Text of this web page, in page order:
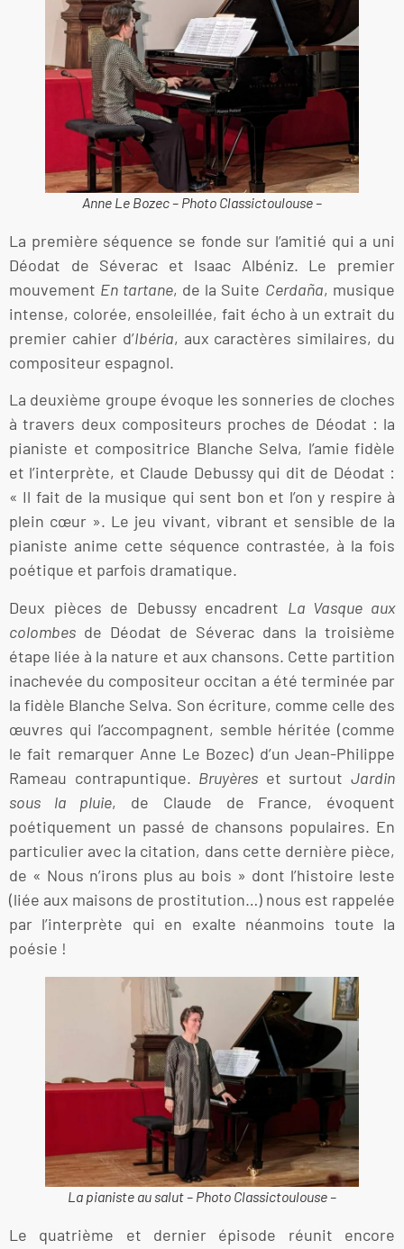
Anne Le Bozec – Photo Classictoulouse –
La première séquence se fonde sur l’amitié qui a uni
Déodat de Séverac et Isaac Albéniz. Le premier
mouvement En tartane, de la Suite Cerdaña, musique
intense, colorée, ensoleillée, fait écho à un extrait du
premier cahier d’Ibéria, aux caractères similaires, du
compositeur espagnol.
La deuxième groupe évoque les sonneries de cloches
à travers deux compositeurs proches de Déodat : la
pianiste et compositrice Blanche Selva, l’amie fidèle
et l’interprète, et Claude Debussy qui dit de Déodat :
« Il fait de la musique qui sent bon et l’on y respire à
plein cœur ». Le jeu vivant, vibrant et sensible de la
pianiste anime cette séquence contrastée, à la fois
poétique et parfois dramatique.
Deux pièces de Debussy encadrent La Vasque aux
colombes de Déodat de Séverac dans la troisième
étape liée à la nature et aux chansons. Cette partition
inachevée du compositeur occitan a été terminée par
la fidèle Blanche Selva. Son écriture, comme celle des
œuvres qui l’accompagnent, semble héritée (comme
le fait remarquer Anne Le Bozec) d’un Jean-Philippe
Rameau contrapuntique. Bruyères et surtoutJardin
sous la pluie, de Claude de France, évoquent
poétiquement un passé de chansons populaires. En
particulier avec la citation, dans cette dernière pièce,
de « Nous n’irons plus au bois » dont l’histoire leste
(liée aux maisons de prostitution…) nous est rappelée
par l’interprète qui en exalte néanmoins toute la
poésie !
La pianiste au salut – Photo Classictoulouse –
Le quatrième et dernier épisode réunit encore